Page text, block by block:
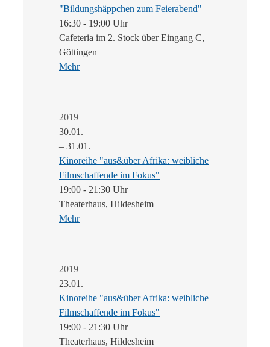
"Bildungshäppchen zum Feierabend"
16:30 - 19:00 Uhr
Cafeteria im 2. Stock über Eingang C,
Göttingen
Mehr
2019
30.01.
– 31.01.
Kinoreihe "aus&über Afrika: weibliche
Filmschaffende im Fokus"
19:00 - 21:30 Uhr
Theaterhaus, Hildesheim
Mehr
2019
23.01.
Kinoreihe "aus&über Afrika: weibliche
Filmschaffende im Fokus"
19:00 - 21:30 Uhr
Theaterhaus, Hildesheim